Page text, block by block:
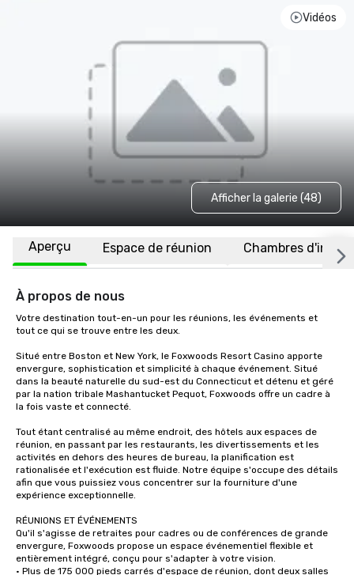
Vidéos
Afficher la galerie (48)
Aperçu Espace de réunion Chambres
À propos de nous
Votre destination tout-en-un pour les réunions, les événements et
tout ce qui se trouve entre les deux.
Situé entre Boston et New York, le Foxwoods Resort Casino apporte
envergure, sophistication et simplicité à chaque événement. Situé
dans la beauté naturelle du sud-est du Connecticut et détenu et géré
par la nation tribale Mashantucket Pequot, Foxwoods offre un cadre à
la fois vaste et connecté.
Tout étant centralisé au même endroit, des hôtels aux espaces de
réunion, en passant par les restaurants, les divertissements et les
activités en dehors des heures de bureau, la planification est
rationalisée et l'exécution est fluide. Notre équipe s'occupe des détails
afin que vous puissiez vous concentrer sur la fourniture d'une
expérience exceptionnelle.
RÉUNIONS ET ÉVÉNEMENTS
Qu'il s'agisse de retraites pour cadres ou de conférences de grande
envergure, Foxwoods propose un espace événementiel flexible et
entièrement intégré, conçu pour s'adapter à votre vision.
• Plus de 175 000 pieds carrés d'espace de réunion, dont deux salles